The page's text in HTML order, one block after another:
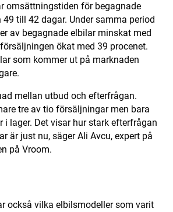
omsättningstiden för begagnade
till 42 dagar. Under samma period
av begagnade elbilar minskat med
ökat med 39 procenet.
som kommer ut på marknaden
mellan utbud och efterfrågan.
tre av tio försäljningar men bara
i lager. Det visar hur stark efterfrågan
är just nu, säger Ali Avcu, expert på
på Vroom.
också vilka elbilsmodeller som varit